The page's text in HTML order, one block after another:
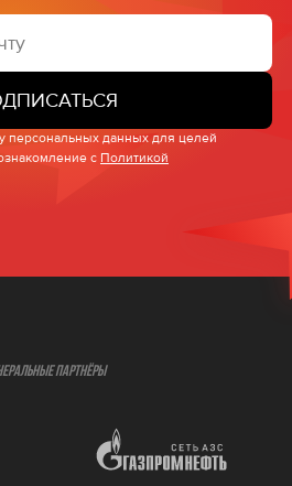
персональных данных для целей
с Политикой
ПАРТНЁРЫ